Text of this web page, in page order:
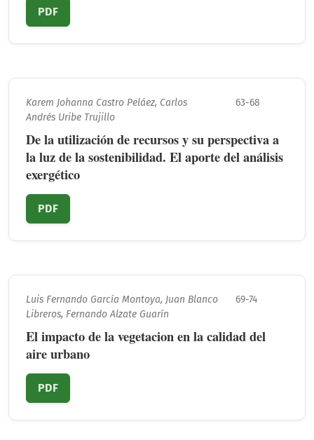
PDF
Karem Johanna Castro Peláez, Carlos
Andrés Uribe Trujillo
63-68
De la utilización de recursos y su perspectiva a
la luz de la sostenibilidad. El aporte del análisis
exergético
PDF
Luis Fernando García Montoya, Juan Blanco
Libreros, Fernando Alzate Guarín
69-74
El impacto de la vegetacion en la calidad del
aire urbano
PDF